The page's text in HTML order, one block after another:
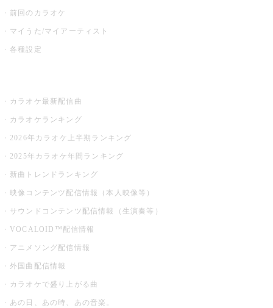
前回のカラオケ
マイうた/マイアーティスト
各種設定
カラオケ最新配信曲
カラオケランキング
2026年カラオケ上半期ランキング
2025年カラオケ年間ランキング
新曲トレンドランキング
映像コンテンツ配信情報（本人映像等）
サウンドコンテンツ配信情報（生演奏等）
VOCALOID™配信情報
アニメソング配信情報
外国曲配信情報
カラオケで盛り上がる曲
あの日、あの時、あの音楽。